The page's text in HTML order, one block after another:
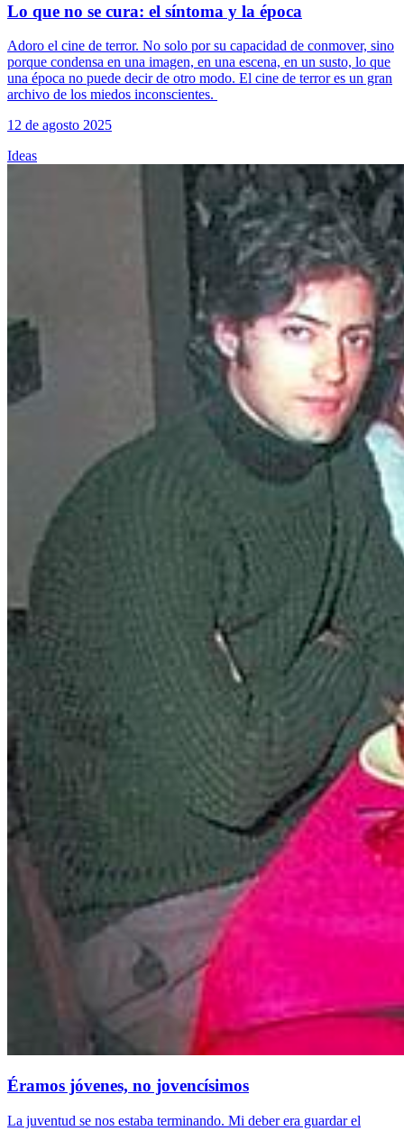
Lo que no se cura: el síntoma y la época
Adoro el cine de terror. No solo por su capacidad de conmover, sino
porque condensa en una imagen, en una escena, en un susto, lo que
una época no puede decir de otro modo. El cine de terror es un gran
archivo de los miedos inconscientes.
12 de agosto 2025
Ideas
Éramos jóvenes, no jovencísimos
La juventud se nos estaba terminando. Mi deber era guardar el